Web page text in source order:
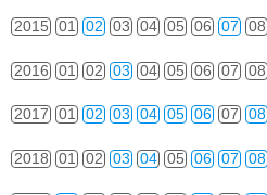
2015 01 02 03 04 05 06 07 08
2016 01 02 03 04 05 06 07 08
2017 01 02 03 04 05 06 07 08
2018 01 02 03 04 05 06 07 08